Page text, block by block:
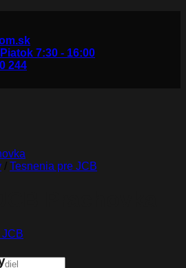
7:30 - 16:00
244
/ Tesnenia pre JCB
Prachovka
JCB